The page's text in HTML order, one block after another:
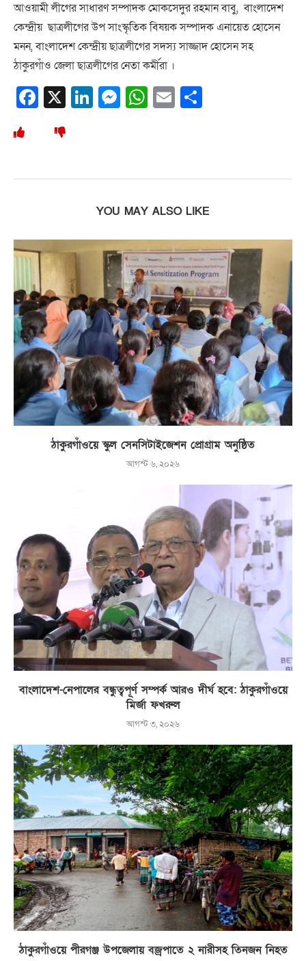
আওয়ামী লীগের সাধারণ সম্পাদক মোকসেদুর রহমান বাবু, বাংলাদেশ
কেন্দ্রীয় ছাত্রলীগের উপ সাংস্কৃতিক বিষয়ক সম্পাদক এনায়েত হোসেন
মনন, বাংলাদেশ কেন্দ্রীয় ছাত্রলীগের সদস্য সাজ্জাদ হোসেন সহ
ঠাকুরগাঁও জেলা ছাত্রলীগের নেতা কর্মীরা ।
Facebook
X LinkedIn
Messenger
WhatsApp
Email
YOU MAY ALSO LIKE
ঠাকুরগাঁওয়ে স্কুল সেনসিটাইজেশন প্রোগ্রাম অনুষ্ঠিত
আগস্ট ৬, ২০২৬
বাংলাদেশ-নেপালের বন্ধুত্বপূর্ণ সম্পর্ক আরও দীর্ঘ হবে: ঠাকুরগাঁওয়ে
মির্জা ফখরুল
আগস্ট ৩, ২০২৬
ঠাকুরগাঁওয়ে পীরগঞ্জ উপজেলায় বজ্রপাতে ২ নারীসহ তিনজন নিহত